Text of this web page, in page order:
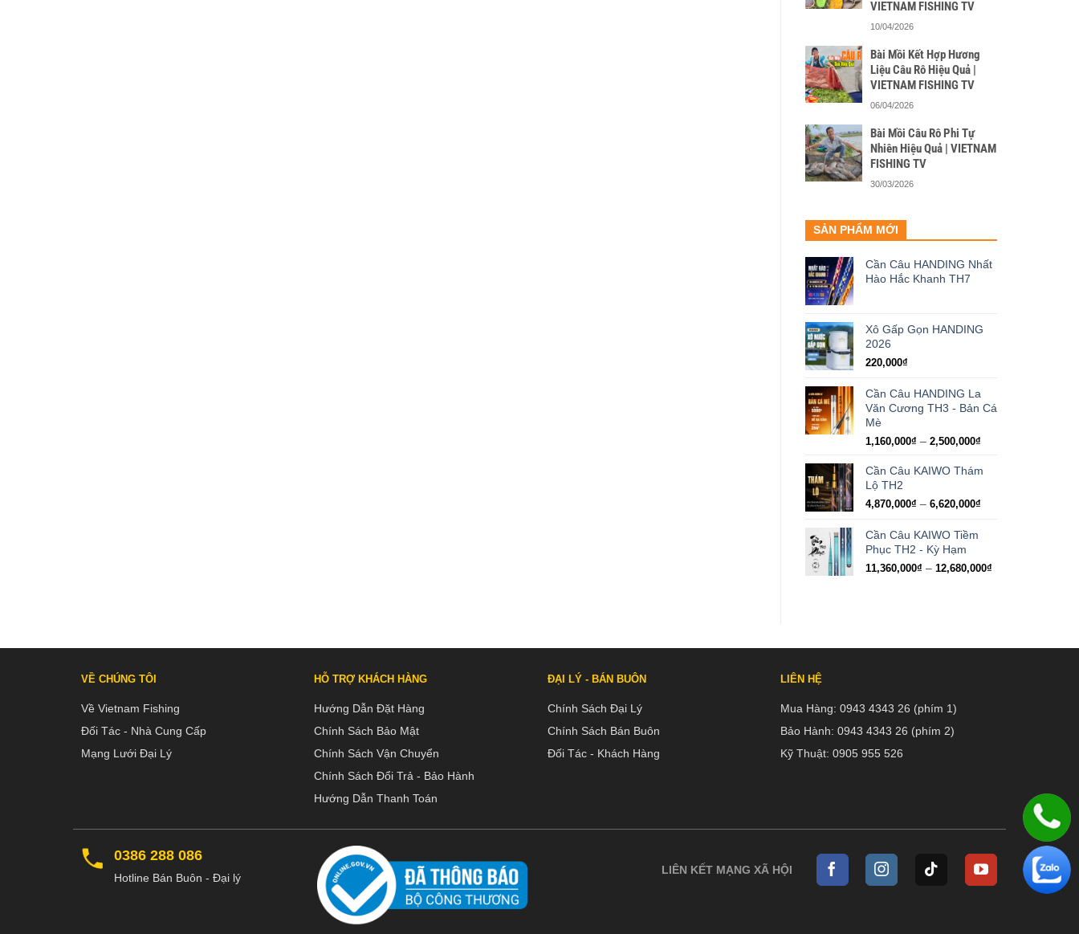
VIETNAM FISHING TV
10/04/2026
Bài Mồi Kết Hợp Hương
Liệu Câu Rô Hiệu Quả |
VIETNAM FISHING TV
06/04/2026
Bài Mồi Câu Rô Phi Tự
Nhiên Hiệu Quả | VIETNAM
FISHING TV
30/03/2026
SẢN PHẨM MỚI
Cần Câu HANDING Nhất
Hào Hắc Khanh TH7
Xô Gấp Gọn HANDING
2026
220,000₫
Cần Câu HANDING La
Văn Cương TH3 - Bản Cá
Mè
1,160,000₫ – 2,500,000₫
từ
Cần Câu KAIWO Thám
Lộ TH2
4,870,000₫ – 6,620,000₫
đến
6,620,000₫
Cần Câu KAIWO Tiềm
Phục TH2 - Kỳ Hạm
11,360,000₫ – 12,680,000₫
VỀ CHÚNG TÔI
Về Vietnam Fishing
Đối Tác - Nhà Cung Cấp
Mạng Lưới Đại Lý
HỖ TRỢ KHÁCH HÀNG
Hướng Dẫn Đặt Hàng
Chính Sách Bảo Mật
Chính Sách Vận Chuyển
Chính Sách Đổi Trả - Bảo Hành
Hướng Dẫn Thanh Toán
ĐẠI LÝ - BÁN BUÔN
Chính Sách Đại Lý
Chính Sách Bán Buôn
Đối Tác - Khách Hàng
LIÊN HỆ
Mua Hàng:0943 4343 26 (phím 1)
Bảo Hành:0943 4343 26 (phím 2)
Kỹ Thuật:0905 955 526
0386 288 086
Hotline Bán Buôn - Đại lý
LIÊN KẾT MẠNG XÃ HỘI